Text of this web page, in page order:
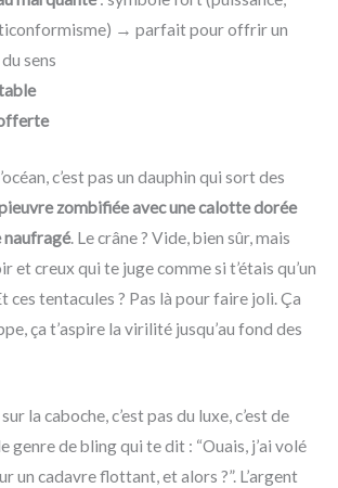
→ parfait pour offrir un
sens
c’est pas un dauphin qui sort des
zombifiée avec une calotte dorée
naufragé. Le crâne ? Vide, bien sûr, mais
et creux qui te juge comme si t’étais qu’un
ces tentacules ? Pas là pour faire joli. Ça
ça t’aspire la virilité jusqu’au fond des
la caboche, c’est pas du luxe, c’est de
genre de bling qui te dit : “Ouais, j’ai volé
un cadavre flottant, et alors ?”. L’argent